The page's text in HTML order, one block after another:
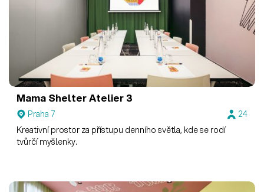
Mama ShelterAtelier 3
Praha 7
24
Kreativní prostor za přístupu denního světla, kde se rodí
tvůrčí myšlenky.